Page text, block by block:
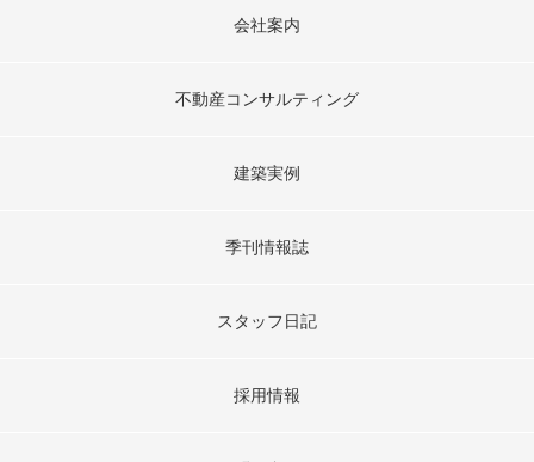
会社案内
不動産コンサルティング
建築実例
季刊情報誌
スタッフ日記
採用情報